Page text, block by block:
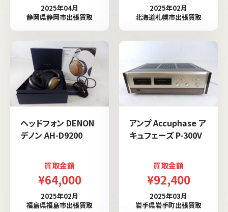
2025年04月
静岡県静岡市出張買取
2025年02月
北海道札幌市出張買取
ヘッドフォン DENON
デノン AH-D9200
買取金額
¥64,000
2025年02月
福島県福島市出張買取
アンプ Accuphase ア
キュフェーズ P-300V
買取金額
¥92,400
2025年03月
岩手県岩手町出張買取